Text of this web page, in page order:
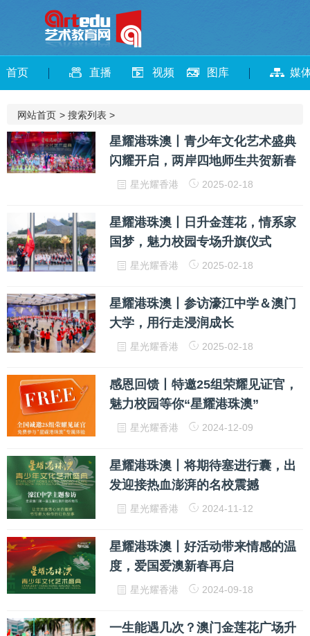
首页 直播 视频 图库 媒
网站首页 > 搜索列表 >
星耀港珠澳丨青少年文化艺术盛典
闪耀开启，两岸四地师生共贺新春
星光耀香港 2025-02-18
星耀港珠澳丨日升金莲花，情系家
国梦，魅力校园专场升旗仪式
星光耀香港 2025-02-18
星耀港珠澳丨参访濠江中学＆澳门
大学，用行走浸润成长
星光耀香港 2025-02-18
感恩回馈丨特邀25组荣耀见证官，
魅力校园等你“星耀港珠澳”
星光耀香港 2024-12-09
星耀港珠澳丨将期待塞进行囊，出
发迎接热血澎湃的名校震撼
星光耀香港 2024-11-12
星耀港珠澳丨好活动带来情感的温
度，爱国爱澳新春再启
星光耀香港 2024-09-18
一生能遇几次？澳门金莲花广场升